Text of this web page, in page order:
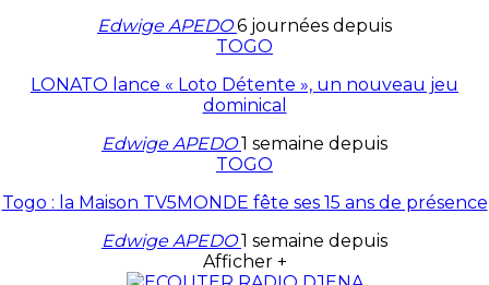
Edwige APEDO6 journées depuis
TOGO
LONATO lance « Loto Détente », un nouveau jeu
dominical
Edwige APEDO1 semaine depuis
TOGO
Togo : la Maison TV5MONDE fête ses 15 ans de présence
Edwige APEDO1 semaine depuis
Afficher +